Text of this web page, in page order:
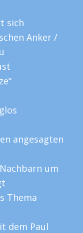
sich
Anker /
angesagten
um
Thema
dem Paul